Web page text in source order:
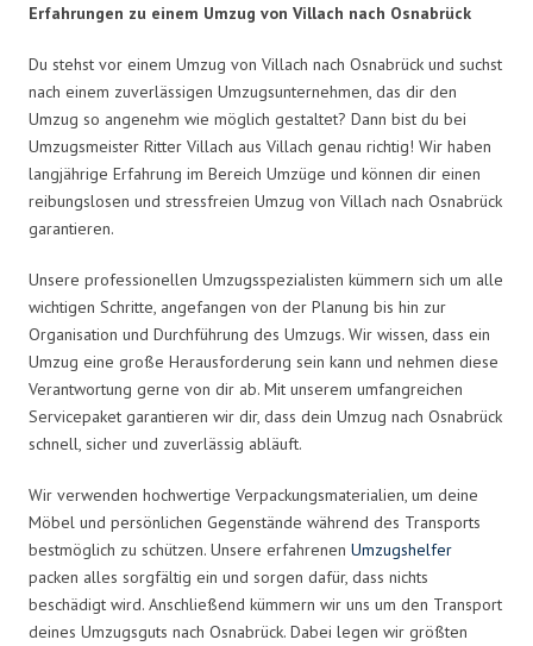
Erfahrungen zu einem Umzug von Villach nach Osnabrück
Du stehst vor einem Umzug von Villach nach Osnabrück und suchst
nach einem zuverlässigen Umzugsunternehmen, das dir den
Umzug so angenehm wie möglich gestaltet? Dann bist du bei
Umzugsmeister Ritter Villach aus Villach genau richtig! Wir haben
langjährige Erfahrung im Bereich Umzüge und können dir einen
reibungslosen und stressfreien Umzug von Villach nach Osnabrück
garantieren.
Unsere professionellen Umzugsspezialisten kümmern sich um alle
wichtigen Schritte, angefangen von der Planung bis hin zur
Organisation und Durchführung des Umzugs. Wir wissen, dass ein
Umzug eine große Herausforderung sein kann und nehmen diese
Verantwortung gerne von dir ab. Mit unserem umfangreichen
Servicepaket garantieren wir dir, dass dein Umzug nach Osnabrück
schnell, sicher und zuverlässig abläuft.
Wir verwenden hochwertige Verpackungsmaterialien, um deine
Möbel und persönlichen Gegenstände während des Transports
bestmöglich zu schützen. Unsere erfahrenen Umzugshelfer
packen alles sorgfältig ein und sorgen dafür, dass nichts
beschädigt wird. Anschließend kümmern wir uns um den Transport
deines Umzugsguts nach Osnabrück. Dabei legen wir größten